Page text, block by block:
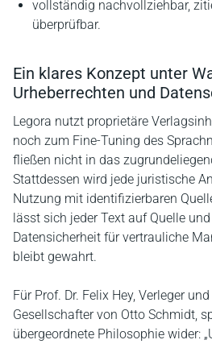
vollständig nachvollziehbar,
überprüfbar.
Ein klares Konzept unter
Urheberrechten und
Legora nutzt proprietäre
noch zum Fine-Tuning des
fließen nicht in das
Stattdessen wird jede juristische
Nutzung mit identifizierbaren
lässt sich jeder Text auf Quelle
Datensicherheit für vertrauliche
bleibt gewahrt.
Für Prof. Dr. Felix Hey, Verleger
Gesellschafter von Otto Schmidt,
übergeordnete Philosophie wider: